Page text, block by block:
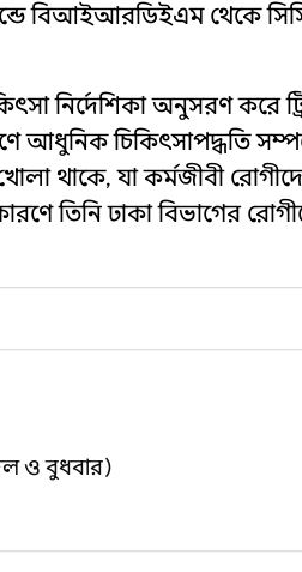
বিআইআরডিইএম থেকে
নির্দেশিকা অনুসরণ করে
আধুনিক চিকিৎসাপদ্ধতি
থাকে, যা কর্মজীবী
তিনি ঢাকা বিভাগের
ও বুধবার)